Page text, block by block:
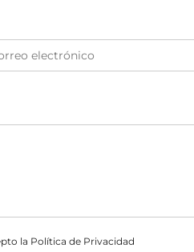
electrónico
la Política de Privacidad